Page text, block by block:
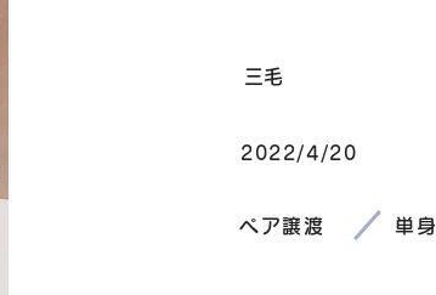
三毛
2022/4/20
ペア譲渡 単